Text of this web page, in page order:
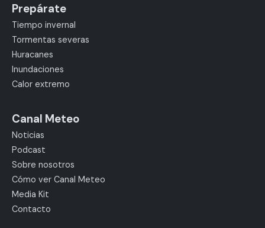
Prepárate
Tiempo invernal
Tormentas severas
Huracanes
Inundaciones
Calor extremo
Canal Meteo
Noticias
Podcast
Sobre nosotros
Cómo ver Canal Meteo
Media Kit
Contacto